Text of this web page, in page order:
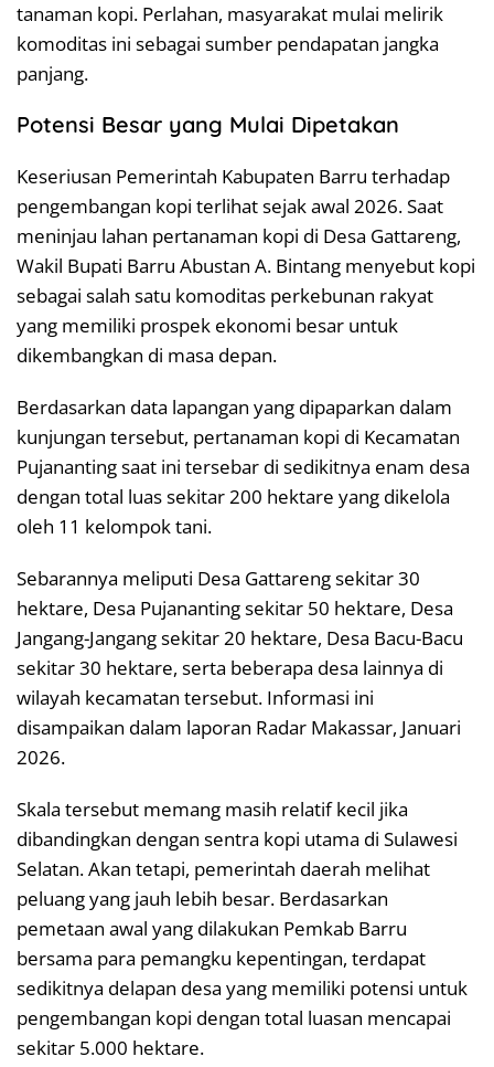
tanaman kopi. Perlahan, masyarakat mulai melirik
komoditas ini sebagai sumber pendapatan jangka
panjang.
Potensi Besar yang Mulai Dipetakan
Keseriusan Pemerintah Kabupaten Barru terhadap
pengembangan kopi terlihat sejak awal 2026. Saat
meninjau lahan pertanaman kopi di Desa Gattareng,
Wakil Bupati Barru Abustan A. Bintang menyebut kopi
sebagai salah satu komoditas perkebunan rakyat
yang memiliki prospek ekonomi besar untuk
dikembangkan di masa depan.
Berdasarkan data lapangan yang dipaparkan dalam
kunjungan tersebut, pertanaman kopi di Kecamatan
Pujananting saat ini tersebar di sedikitnya enam desa
dengan total luas sekitar 200 hektare yang dikelola
oleh 11 kelompok tani.
Sebarannya meliputi Desa Gattareng sekitar 30
hektare, Desa Pujananting sekitar 50 hektare, Desa
Jangang-Jangang sekitar 20 hektare, Desa Bacu-Bacu
sekitar 30 hektare, serta beberapa desa lainnya di
wilayah kecamatan tersebut. Informasi ini
disampaikan dalam laporan Radar Makassar, Januari
2026.
Skala tersebut memang masih relatif kecil jika
dibandingkan dengan sentra kopi utama di Sulawesi
Selatan. Akan tetapi, pemerintah daerah melihat
peluang yang jauh lebih besar. Berdasarkan
pemetaan awal yang dilakukan Pemkab Barru
bersama para pemangku kepentingan, terdapat
sedikitnya delapan desa yang memiliki potensi untuk
pengembangan kopi dengan total luasan mencapai
sekitar 5.000 hektare.